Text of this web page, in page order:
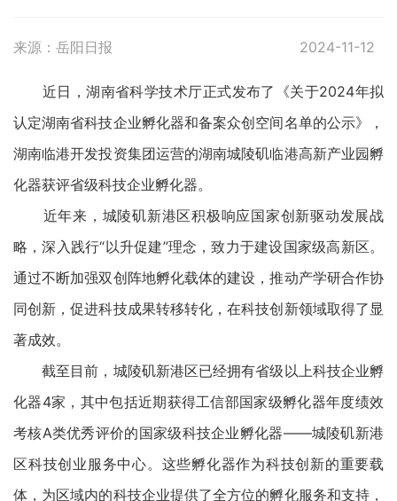
来源：岳阳日报 2024-11-12
近日，湖南省科学技术厅正式发布了《关于2024年拟
认定湖南省科技企业孵化器和备案众创空间名单的公示》，
湖南临港开发投资集团运营的湖南城陵矶临港高新产业园孵
化器获评省级科技企业孵化器。
近年来，城陵矶新港区积极响应国家创新驱动发展战
略，深入践行“以升促建”理念，致力于建设国家级高新区。
通过不断加强双创阵地孵化载体的建设，推动产学研合作协
同创新，促进科技成果转移转化，在科技创新领域取得了显
著成效。
截至目前，城陵矶新港区已经拥有省级以上科技企业孵
化器4家，其中包括近期获得工信部国家级孵化器年度绩效
考核A类优秀评价的国家级科技企业孵化器——城陵矶新港
区科技创业服务中心。这些孵化器作为科技创新的重要载
体，为区域内的科技企业提供了全方位的孵化服务和支持，